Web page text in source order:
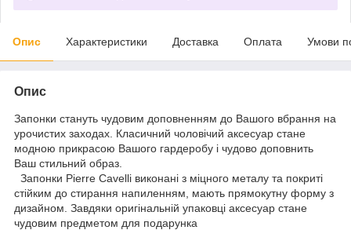
Опис Характеристики Доставка Оплата Умови
Опис
Запонки стануть чудовим доповненням до Вашого вбрання на
урочистих заходах. Класичний чоловічий аксесуар стане
модною прикрасою Вашого гардеробу і чудово доповнить
Ваш стильний образ.
Запонки Pierre Cavelli виконані з міцного металу та покриті
стійким до стирання напиленням, мають прямокутну форму з
дизайном. Завдяки оригінальній упаковці аксесуар стане
чудовим предметом для подарунка